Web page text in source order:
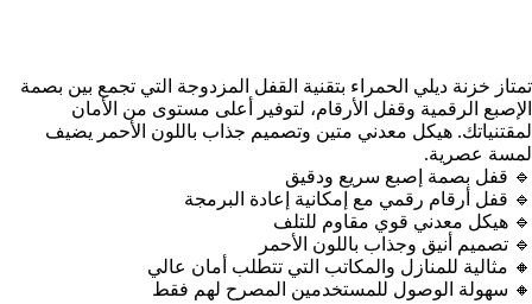
تمتاز خزنة ديلي الحمراء بتقنية القفل المزدوجة التي تجمع بين بصمة
الإصبع الرقمية وقفل الأرقام، لتوفير أعلى مستوى من الأمان
لمقتنياتك. هيكل معدني متين وتصميم جذاب باللون الأحمر يضيف
لمسة عصرية.
🔹 قفل بصمة إصبع سريع ودقيق
🔹 قفل أرقام رقمي مع إمكانية إعادة البرمجة
🔹 هيكل معدني قوي مقاوم للتلف
🔹 تصميم أنيق وجذاب باللون الأحمر
🔸 مثالية للمنازل والمكاتب التي تتطلب أمان عالي
🔸 سهولة الوصول للمستخدمين المصرح لهم فقط